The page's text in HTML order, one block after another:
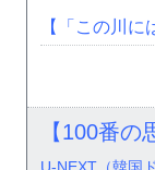
【「この川に
【100番
U-NEXT（韓国